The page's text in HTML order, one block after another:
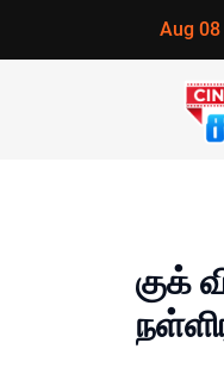
Aug
குக்